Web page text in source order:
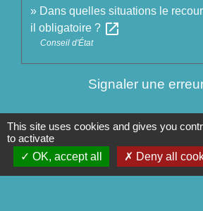
Dans quelles situations le
il obligatoire ? open_in_new
Conseil d'État
Signaler une
Contact
This site uses cookies and gives you
to activate
OK, accept all
Deny all